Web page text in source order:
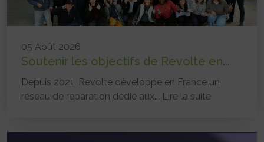
05 Août 2026
Soutenir les objectifs de Revolte en...
Depuis 2021, Revolte développe en France un
réseau de réparation dédié aux... Lire la suite